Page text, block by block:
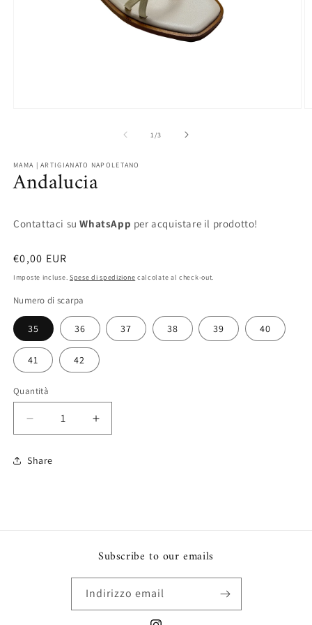
finestra
modale
1 /su
3
MAMA | ARTIGIANATO NAPOLETANO
Andalucia
Contattaci suWhatsApp per acquistare il prodotto!
Prezzo
di
€0,00 EUR
Imposte incluse. Spese di spedizione calcolate al check-out.
Numero di scarpa
35 36 37 38 39 40
41 42
Quantità
Diminuisci
quantità
per
Andalucia
Aumenta
quantità
Share
Subscribe to our emails
Indirizzo email